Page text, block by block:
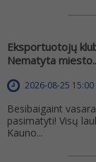
Eksportuotojų
Nematyta
2026-08-25 15:00
Besibaigaint
pasimatyti! Visų
Kauno...